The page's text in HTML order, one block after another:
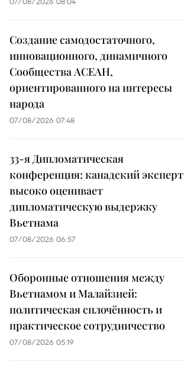
Создание самодостаточного,
инновационного, динамичного
Сообщества АСЕАН,
ориентированного на интересы
народа
07/08/2026 07:48
33-я Дипломатическая
конференция: канадский эксперт
высоко оценивает
дипломатическую выдержку
Вьетнама
07/08/2026 06:57
Оборонные отношения между
Вьетнамом и Малайзией:
политическая сплочённость и
практическое сотрудничество
07/08/2026 05:19